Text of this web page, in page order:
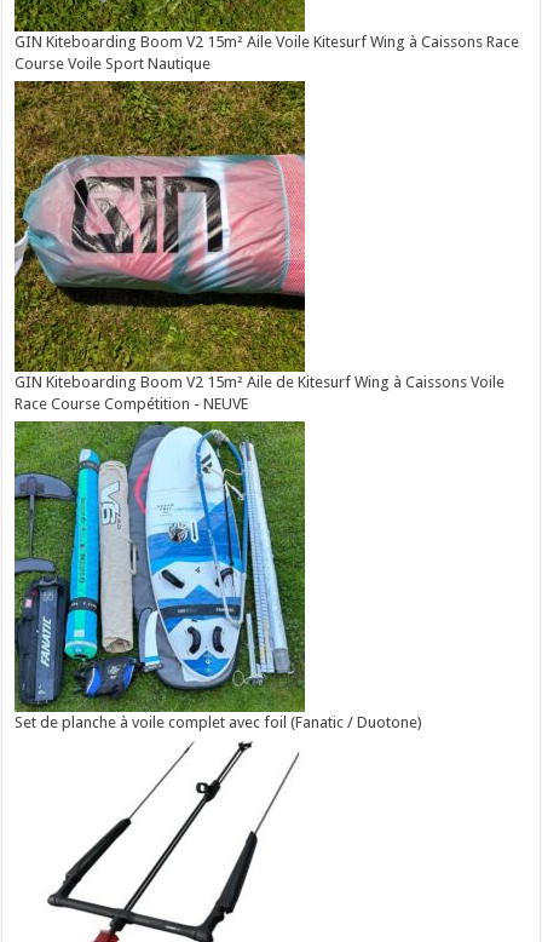
GIN Kiteboarding Boom V2 15m² Aile Voile Kitesurf Wing à Caissons Race
Course Voile Sport Nautique
GIN Kiteboarding Boom V2 15m² Aile de Kitesurf Wing à Caissons Voile
Race Course Compétition - NEUVE
Set de planche à voile complet avec foil (Fanatic / Duotone)